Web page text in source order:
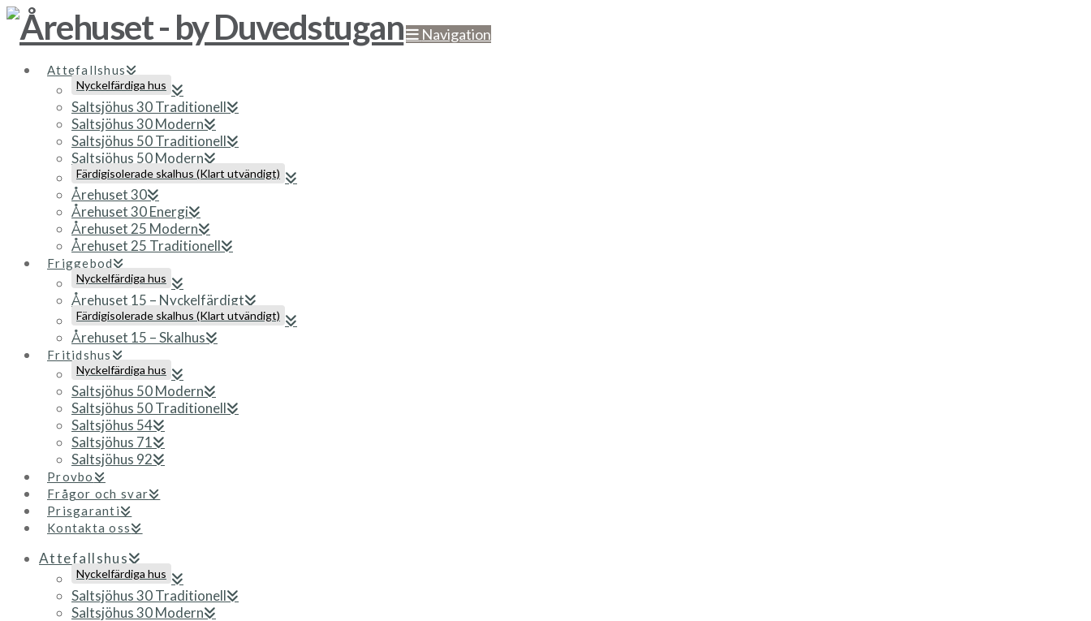
Navigation
Attefallshus
Nyckelfärdiga hus
Saltsjöhus 30 Traditionell
Saltsjöhus 30 Modern
Saltsjöhus 50 Traditionell
Saltsjöhus 50 Modern
Färdigisolerade skalhus (Klart utvändigt)
Årehuset 30
Årehuset 30 Energi
Årehuset 25 Modern
Årehuset 25 Traditionell
Friggebod
Nyckelfärdiga hus
Årehuset 15 – Nyckelfärdigt
Färdigisolerade skalhus (Klart utvändigt)
Årehuset 15 – Skalhus
Fritidshus
Nyckelfärdiga hus
Saltsjöhus 50 Modern
Saltsjöhus 50 Traditionell
Saltsjöhus 54
Saltsjöhus 71
Saltsjöhus 92
Provbo
Frågor och svar
Prisgaranti
Kontakta oss
Attefallshus
Nyckelfärdiga hus
Saltsjöhus 30 Traditionell
Saltsjöhus 30 Modern